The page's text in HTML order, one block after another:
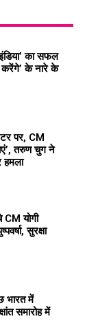
का सफल
करेंगे’ के नारे के
पर, CM
तरुण चुग ने
हमला
योगी
सुरक्षा
भारत में
समारोह में